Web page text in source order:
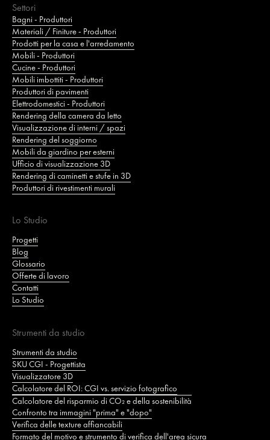
Settori
Bagni - Produttori
Materiali / Finiture - Produttori
Prodotti per la casa e l'arredamento
Mobili - Produttori
Cucine - Produttori
Mobili imbottiti - Produttori
Produttori di pavimenti
Elettrodomestici - Produttori
Rendering della camera da letto
Visualizzazione di interni / spazi
Rendering del soggiorno
Mobili da giardino per esterni
Ufficio di visualizzazione 3D
Rendering di caminetti e stufe in 3D
Produttori di rivestimenti murali
Lo Studio
Progetti
Blog
Glossario
Offerte di lavoro
Contatti
Lo Studio
Strumenti da studio
Strumenti da studio
SKU CGI - Progettista
Visualizzatore 3D
Calcolatore del ROI: CGI vs. servizio fotografico
Calcolatore del risparmio di CO₂ e della sostenibilità
Confronto tra immagini "prima" e "dopo"
Verifica delle texture affiancabili
Formato del motivo e strumento di verifica dell'area sicura